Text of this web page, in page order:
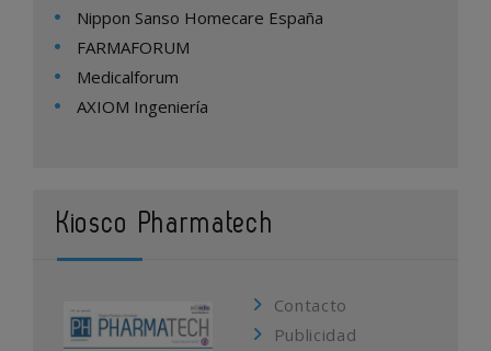
Nippon Sanso Homecare España
FARMAFORUM
Medicalforum
AXIOM Ingeniería
Kiosco Pharmatech
Contacto
Publicidad